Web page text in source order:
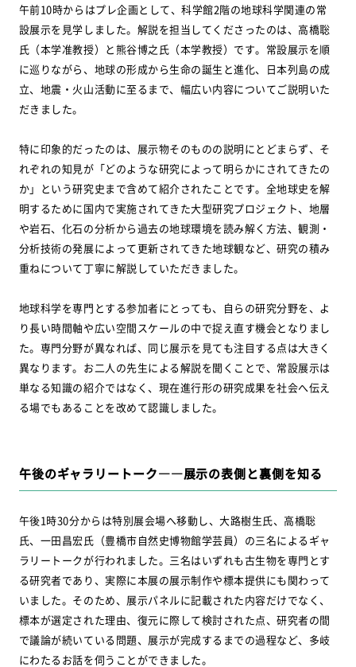
午前10時からはプレ企画として、科学館2階の地球科学関連の常
設展示を見学しました。解説を担当してくださったのは、高橋聡
氏（本学准教授）と熊谷博之氏（本学教授）です。常設展示を順
に巡りながら、地球の形成から生命の誕生と進化、日本列島の成
立、地震・火山活動に至るまで、幅広い内容についてご説明いた
だきました。
特に印象的だったのは、展示物そのものの説明にとどまらず、そ
れぞれの知見が「どのような研究によって明らかにされてきたの
か」という研究史まで含めて紹介されたことです。全地球史を解
明するために国内で実施されてきた大型研究プロジェクト、地層
や岩石、化石の分析から過去の地球環境を読み解く方法、観測・
分析技術の発展によって更新されてきた地球観など、研究の積み
重ねについて丁寧に解説していただきました。
地球科学を専門とする参加者にとっても、自らの研究分野を、よ
り長い時間軸や広い空間スケールの中で捉え直す機会となりまし
た。専門分野が異なれば、同じ展示を見ても注目する点は大きく
異なります。お二人の先生による解説を聞くことで、常設展示は
単なる知識の紹介ではなく、現在進行形の研究成果を社会へ伝え
る場でもあることを改めて認識しました。
午後のギャラリートーク――展示の表側と裏側を知る
午後1時30分からは特別展会場へ移動し、大路樹生氏、高橋聡
氏、一田昌宏氏（豊橋市自然史博物館学芸員）の三名によるギャ
ラリートークが行われました。三名はいずれも古生物を専門とす
る研究者であり、実際に本展の展示制作や標本提供にも関わって
いました。そのため、展示パネルに記載された内容だけでなく、
標本が選定された理由、復元に際して検討された点、研究者の間
で議論が続いている問題、展示が完成するまでの過程など、多岐
にわたるお話を伺うことができました。